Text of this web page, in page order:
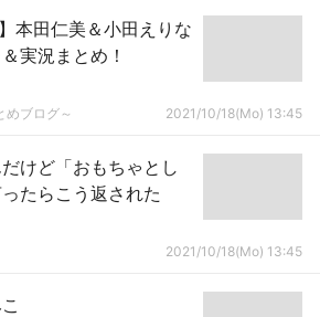
本田仁美＆小田えりな
実況まとめ！
ブログ～ 2021/10/18(Mo) 13:45
けど「おもちゃとし
たらこう返された
2021/10/18(Mo) 13:45